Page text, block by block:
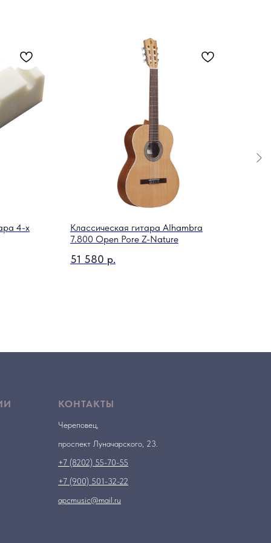
4-х
Классическая гитара Alhambra
7.800 Open Pore Z-Nature
51 580 р.
КОНТАКТЫ
Череповец,
проспект Луначарского, 23.
+7 (8202) 55-70-55
+7 (900) 501-32-22
apcmusic@mail.ru